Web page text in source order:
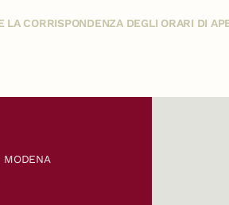
LA CORRISPONDENZA DEGLI ORARI DI
MODENA